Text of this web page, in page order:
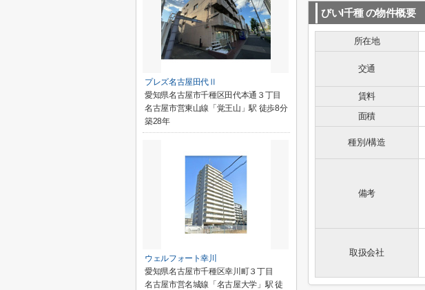
びいI千種の物件概要
所在地
交通
賃料
面積
種別/構造
備考
取扱会社
プレズ名古屋田代Ⅱ
愛知県名古屋市千種区田代本通３丁目
名古屋市営東山線「覚王山」駅 徒歩8分
築28年
ウェルフォート幸川
愛知県名古屋市千種区幸川町３丁目
名古屋市営名城線「名古屋大学」駅 徒